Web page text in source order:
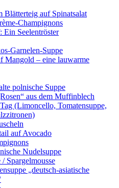
Blätterteig auf Spinatsalat
Champignons
Ein Seelentröster
Garnelen-Suppe
Mangold – eine lauwarme
polnische Suppe
aus dem Muffinblech
(Limoncello, Tomatensuppe,
auf Avocado
Nudelsuppe
Spargelmousse
„deutsch-asiatische